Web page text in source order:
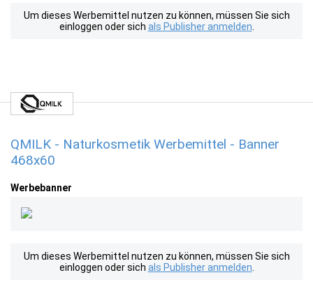
Um dieses Werbemittel nutzen zu können, müssen Sie sich
einloggen oder sich als Publisher anmelden
QMILK - Naturkosmetik Werbemittel - Banner
468x60
Werbebanner
Um dieses Werbemittel nutzen zu können, müssen Sie sich
einloggen oder sich als Publisher anmelden